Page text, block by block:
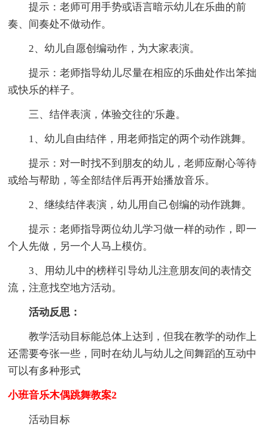
提示：老师可用手势或语言暗示幼儿在乐曲的前
奏、间奏处不做动作。
2、幼儿自愿创编动作，为大家表演。
提示：老师指导幼儿尽量在相应的乐曲处作出笨拙
或快乐的样子。
三、结伴表演，体验交往的'乐趣。
1、幼儿自由结伴，用老师指定的两个动作跳舞。
提示：对一时找不到朋友的幼儿，老师应耐心等待
或给与帮助，等全部结伴后再开始播放音乐。
2、继续结伴表演，幼儿用自己创编的动作跳舞。
提示：老师指导两位幼儿学习做一样的动作，即一
个人先做，另一个人马上模仿。
3、用幼儿中的榜样引导幼儿注意朋友间的表情交
流，注意找空地方活动。
活动反思：
教学活动目标能总体上达到，但我在教学的动作上
还需要夸张一些，同时在幼儿与幼儿之间舞蹈的互动中
可以有多种形式
小班音乐木偶跳舞教案2
活动目标